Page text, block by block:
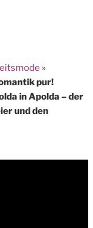
»
pur!
in Apolda – der
und den